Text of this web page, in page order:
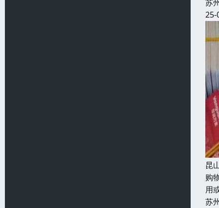
苏
25-
昆
购
用
苏